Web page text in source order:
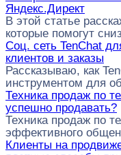
Яндекс.Директ
В этой статье
которые помогут
Соц. сеть TenChat
клиентов и заказы
Рассказываю, как
инструментом для
Техника продаж по
успешно продавать?
Техника продаж по
эффективного
Клиенты на